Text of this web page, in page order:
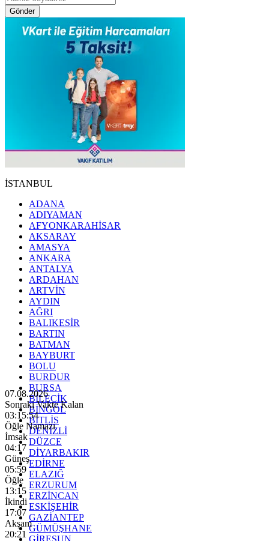
Gönder
İSTANBUL
ADANA
ADIYAMAN
AFYONKARAHİSAR
AKSARAY
AMASYA
ANKARA
ANTALYA
ARDAHAN
ARTVİN
AYDIN
AĞRI
BALIKESİR
BARTIN
BATMAN
BAYBURT
BOLU
BURDUR
BURSA
BİLECİK
BİNGÖL
BİTLİS
DENİZLİ
DÜZCE
DİYARBAKIR
EDİRNE
ELAZIĞ
ERZURUM
ERZİNCAN
ESKİŞEHİR
GAZİANTEP
GÜMÜŞHANE
07.08.2026
Sonraki Vakte Kalan
03:15:53
Öğle Namazı
İmsak
04:17
Güneş
05:59
Öğle
13:15
İkindi
17:07
Akşam
20:21